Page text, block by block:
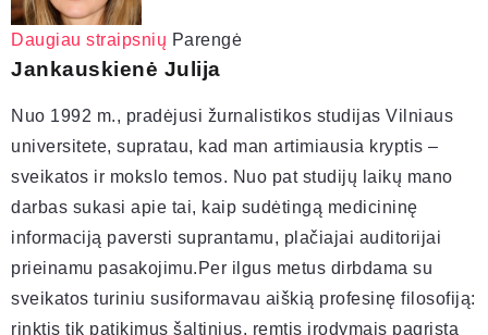
Daugiau straipsnių Parengė
Jankauskienė Julija
Nuo 1992 m., pradėjusi žurnalistikos studijas Vilniaus
universitete, supratau, kad man artimiausia kryptis –
sveikatos ir mokslo temos. Nuo pat studijų laikų mano
darbas sukasi apie tai, kaip sudėtingą medicininę
informaciją paversti suprantamu, plačiajai auditorijai
prieinamu pasakojimu.Per ilgus metus dirbdama su
sveikatos turiniu susiformavau aiškią profesinę filosofiją:
rinktis tik patikimus šaltinius, remtis įrodymais pagrįsta